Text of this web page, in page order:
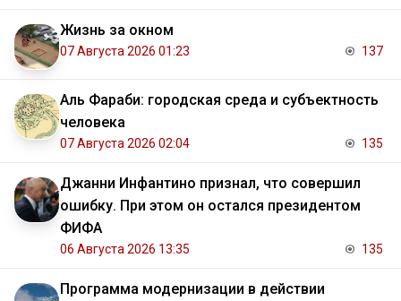
Жизнь за окном
07 Августа 2026 01:23 137
Аль Фараби: городская среда и субъектность
человека
07 Августа 2026 02:04 135
Джанни Инфантино признал, что совершил
ошибку. При этом он остался президентом
ФИФА
06 Августа 2026 13:35 135
Программа модернизации в действии